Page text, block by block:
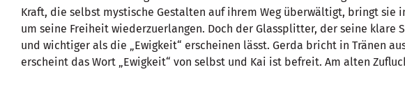
Kraft, die selbst mystische Gestalten auf ihrem Weg überwältigt, bringt sie
um seine Freiheit wiederzuerlangen. Doch der Glassplitter, der seine
und wichtiger als die „Ewigkeit“ erscheinen lässt. Gerda bricht in Tränen
erscheint das Wort „Ewigkeit“ von selbst und Kai ist befreit. Am alten